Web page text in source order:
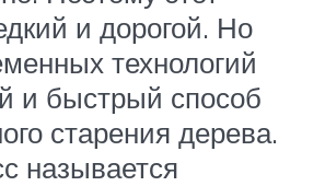
и дорогой. Но
технологий
и быстрый способ
старения дерева.
называется